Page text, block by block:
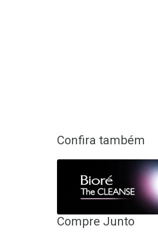
Confira também
Compre Junto